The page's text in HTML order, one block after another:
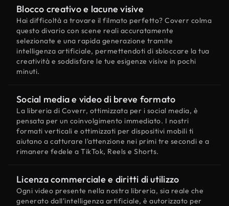
Blocco creativo e lacune visive
Hai difficoltà a trovare il filmato perfetto? Coverr colma
questo divario con scene reali accuratamente
selezionate e una rapida generazione tramite
intelligenza artificiale, permettendoti di sbloccare la tua
creatività e soddisfare le tue esigenze visive in pochi
minuti.
Social media e video di breve formato
La libreria di Coverr, ottimizzata per i social media, è
pensata per un coinvolgimento immediato. I nostri
formati verticali e ottimizzati per dispositivi mobili ti
aiutano a catturare l'attenzione nei primi tre secondi e a
rimanere fedele a TikTok, Reels e Shorts.
Licenza commerciale e diritti di utilizzo
Ogni video presente nella nostra libreria, sia reale che
generato dall'intelligenza artificiale, è autorizzato per